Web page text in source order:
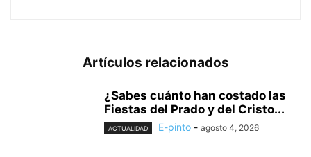
Artículos relacionados
¿Sabes cuánto han costado las
Fiestas del Prado y del Cristo...
ACTUALIDAD E-pinto - agosto 4, 2026